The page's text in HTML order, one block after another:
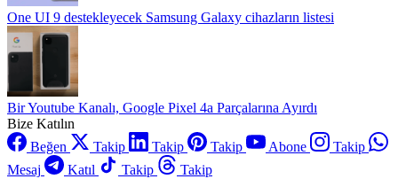
One UI 9 destekleyecek Samsung Galaxy cihazların listesi
Bir Youtube Kanalı, Google Pixel 4a Parçalarına Ayırdı
Bize Katılın
Beğen
Takip Takip Takip Abone
Takip
Mesaj
Katıl Takip Takip